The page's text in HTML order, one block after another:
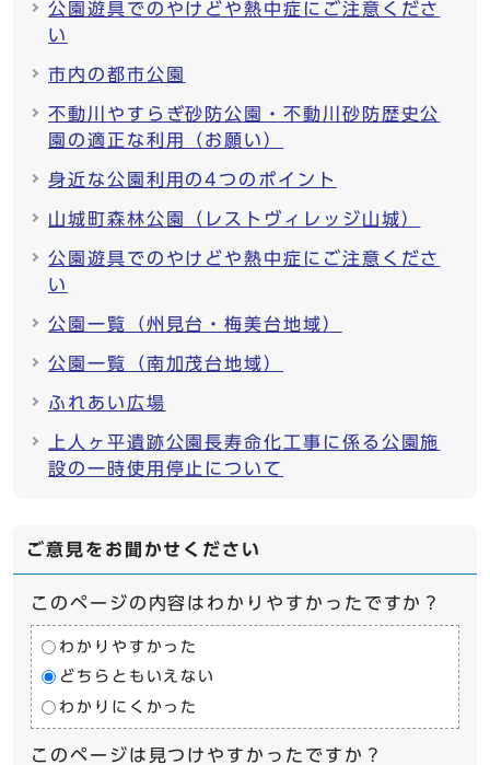
公園遊具でのやけどや熱中症にご注意くださ
い
市内の都市公園
不動川やすらぎ砂防公園・不動川砂防歴史公
園の適正な利用（お願い）
身近な公園利用の4つのポイント
山城町森林公園（レストヴィレッジ山城）
公園遊具でのやけどや熱中症にご注意くださ
い
公園一覧（州見台・梅美台地域）
公園一覧（南加茂台地域）
ふれあい広場
上人ヶ平遺跡公園長寿命化工事に係る公園施
設の一時使用停止について
ご意見をお聞かせください
このページの内容はわかりやすかったですか？
わかりやすかった
どちらともいえない
わかりにくかった
このページは見つけやすかったですか？